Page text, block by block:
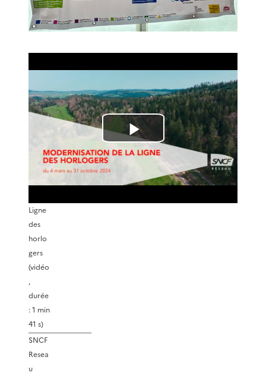
L
r
Ligne
des
horlo
gers
(vidéo
,
durée
: 1 min
41 s)
SNCF
Resea
u